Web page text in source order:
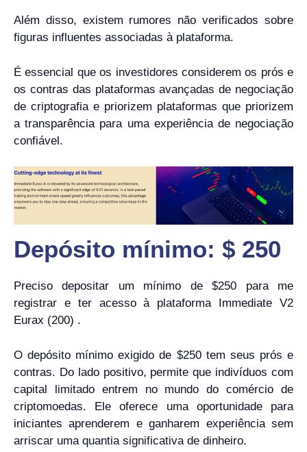
Além disso, existem rumores não verificados sobre
figuras influentes associadas à plataforma.
É essencial que os investidores considerem os prós e
os contras das plataformas avançadas de negociação
de criptografia e priorizem plataformas que priorizem
a transparência para uma experiência de negociação
confiável.
Depósito mínimo: $ 250
Preciso depositar um mínimo de $250 para me
registrar e ter acesso à plataforma Immediate V2
Eurax (200) .
O depósito mínimo exigido de $250 tem seus prós e
contras. Do lado positivo, permite que indivíduos com
capital limitado entrem no mundo do comércio de
criptomoedas. Ele oferece uma oportunidade para
iniciantes aprenderem e ganharem experiência sem
arriscar uma quantia significativa de dinheiro.